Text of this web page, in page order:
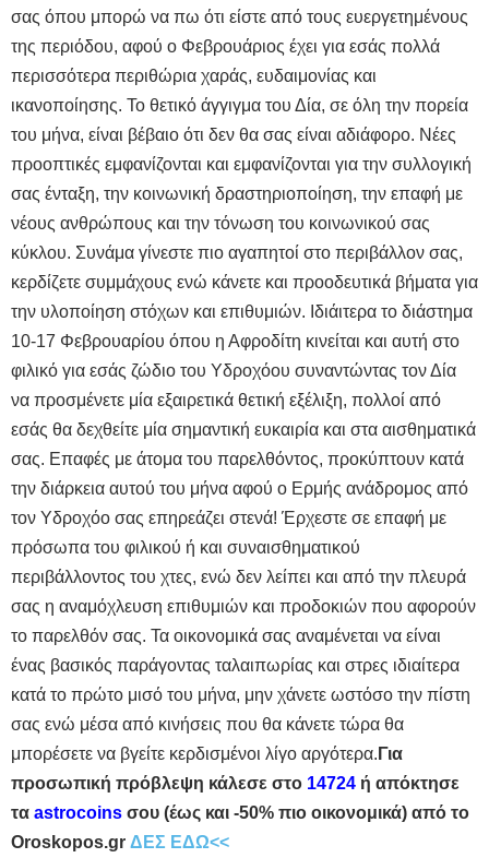
σας όπου μπορώ να πω ότι είστε από τους ευεργετημένους
της περιόδου, αφού ο Φεβρουάριος έχει για εσάς πολλά
περισσότερα περιθώρια χαράς, ευδαιμονίας και
ικανοποίησης. Το θετικό άγγιγμα του Δία, σε όλη την πορεία
του μήνα, είναι βέβαιο ότι δεν θα σας είναι αδιάφορο. Νέες
προοπτικές εμφανίζονται και εμφανίζονται για την συλλογική
σας ένταξη, την κοινωνική δραστηριοποίηση, την επαφή με
νέους ανθρώπους και την τόνωση του κοινωνικού σας
κύκλου. Συνάμα γίνεστε πιο αγαπητοί στο περιβάλλον σας,
κερδίζετε συμμάχους ενώ κάνετε και προοδευτικά βήματα για
την υλοποίηση στόχων και επιθυμιών. Ιδιάιτερα το διάστημα
10-17 Φεβρουαρίου όπου η Αφροδίτη κινείται και αυτή στο
φιλικό για εσάς ζώδιο του Υδροχόου συναντώντας τον Δία
να προσμένετε μία εξαιρετικά θετική εξέλιξη, πολλοί από
εσάς θα δεχθείτε μία σημαντική ευκαιρία και στα αισθηματικά
σας. Επαφές με άτομα του παρελθόντος, προκύπτουν κατά
την διάρκεια αυτού του μήνα αφού ο Ερμής ανάδρομος από
τον Υδροχόο σας επηρεάζει στενά! Έρχεστε σε επαφή με
πρόσωπα του φιλικού ή και συναισθηματικού
περιβάλλοντος του χτες, ενώ δεν λείπει και από την πλευρά
σας η αναμόχλευση επιθυμιών και προδοκιών που αφορούν
το παρελθόν σας. Τα οικονομικά σας αναμένεται να είναι
ένας βασικός παράγοντας ταλαιπωρίας και στρες ιδιαίτερα
κατά το πρώτο μισό του μήνα, μην χάνετε ωστόσο την πίστη
σας ενώ μέσα από κινήσεις που θα κάνετε τώρα θα
μπορέσετε να βγείτε κερδισμένοι λίγο αργότερα. Για
προσωπική πρόβλεψη κάλεσε στο 14724 ή απόκτησε
τα astrocoins σου (έως και -50% πιο οικονομικά) από το
Oroskopos.gr ΔΕΣ ΕΔΩ<<